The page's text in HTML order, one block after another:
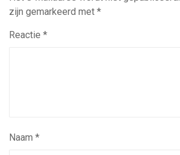
zijn gemarkeerd met *
Reactie *
Naam *